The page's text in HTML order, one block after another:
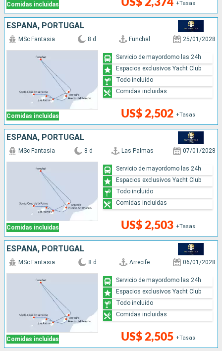
Comidas incluidas US$ 2,374 +Tasas
ESPAÑA, PORTUGAL
Comidas incluidas
MSc Fantasia 8 d Funchal 25/01/2028
US$ 2,502 +Tasas
Servicio de mayordomo las 24h
Espacios exclusivos Yacht Club
Todo incluido
Comidas incluidas
ESPAÑA, PORTUGAL
Comidas incluidas
MSc Fantasia 8 d Las Palmas 07/01/2028
US$ 2,503 +Tasas
Servicio de mayordomo las 24h
Espacios exclusivos Yacht Club
Todo incluido
Comidas incluidas
ESPAÑA, PORTUGAL
Comidas incluidas
MSc Fantasia 8 d Arrecife 06/01/2028
US$ 2,505 +Tasas
Servicio de mayordomo las 24h
Espacios exclusivos Yacht Club
Todo incluido
Comidas incluidas